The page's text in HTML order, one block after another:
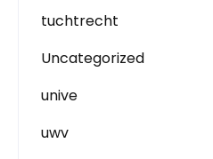
tuchtrecht
Uncategorized
unive
uwv